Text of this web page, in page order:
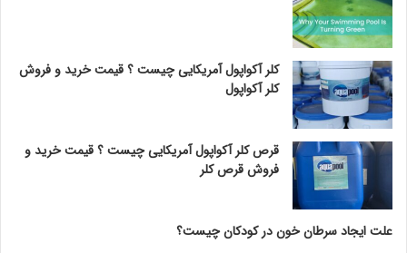
کلر آکواپول آمریکایی چیست ؟ قیمت خرید و فروش
کلر آکواپول
قرص کلر آکواپول آمریکایی چیست ؟ قیمت خرید و
فروش قرص کلر
علت ایجاد سرطان خون در کودکان چیست؟